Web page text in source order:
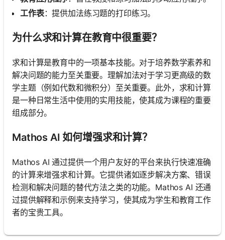
工作表：提供加法练习题的打印练习。
为什么求和计算在教育中很重要？
求和计算是教育中的一项基本技能。对于培养数学素养和
解决问题的能力至关重要。理解加法对于学习更高级的数
学主题（例如代数和微积分）至关重要。此外，求和计算
是一种日常生活中使用的实用技能，使其成为课程的重要
组成部分。
Mathos AI 如何增强求和计算？
Mathos AI 通过提供一个用户友好的平台来执行快速准确
的计算来增强求和计算。它提供诸如逐步解决方案、错误
检测和解决问题的替代方法之类的功能。Mathos AI 还通
过提供解释和示例来支持学习，使其成为学生和教育工作
者的宝贵工具。